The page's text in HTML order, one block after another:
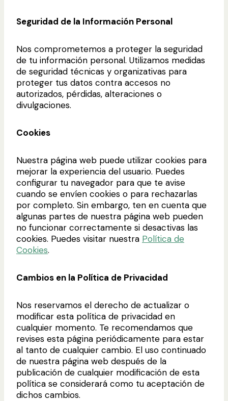
Seguridad de la Información Personal
Nos comprometemos a proteger la seguridad
de tu información personal. Utilizamos medidas
de seguridad técnicas y organizativas para
proteger tus datos contra accesos no
autorizados, pérdidas, alteraciones o
divulgaciones.
Cookies
Nuestra página web puede utilizar cookies para
mejorar la experiencia del usuario. Puedes
configurar tu navegador para que te avise
cuando se envíen cookies o para rechazarlas
por completo. Sin embargo, ten en cuenta que
algunas partes de nuestra página web pueden
no funcionar correctamente si desactivas las
cookies. Puedes visitar nuestra Política de
Cookies.
Cambios en la Política de Privacidad
Nos reservamos el derecho de actualizar o
modificar esta política de privacidad en
cualquier momento. Te recomendamos que
revises esta página periódicamente para estar
al tanto de cualquier cambio. El uso continuado
de nuestra página web después de la
publicación de cualquier modificación de esta
política se considerará como tu aceptación de
dichos cambios.